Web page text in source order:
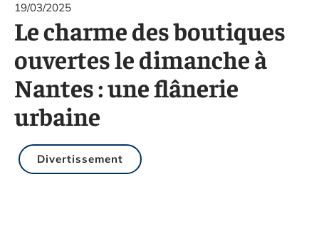
19/03/2025
Le charme des boutiques
ouvertes le dimanche à
Nantes : une flânerie
urbaine
Divertissement